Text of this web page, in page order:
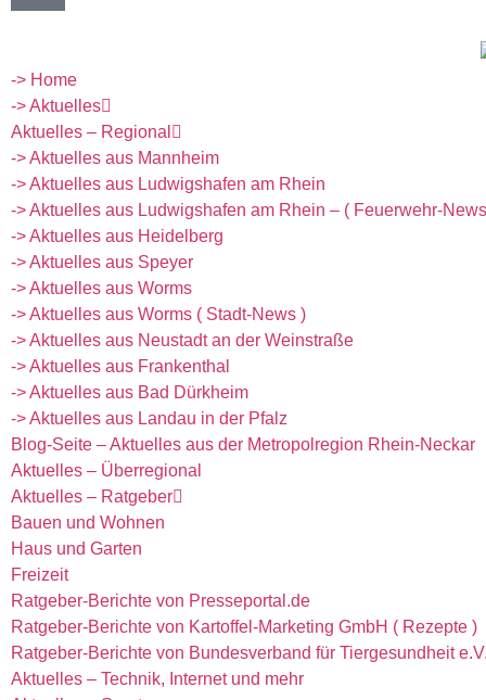
-> Home
-> Aktuelles
Aktuelles – Regional
-> Aktuelles aus Mannheim
-> Aktuelles aus Ludwigshafen am Rhein
-> Aktuelles aus Ludwigshafen am Rhein – ( Feuerwehr-
-> Aktuelles aus Heidelberg
-> Aktuelles aus Speyer
-> Aktuelles aus Worms
-> Aktuelles aus Worms ( Stadt-News )
-> Aktuelles aus Neustadt an der Weinstraße
-> Aktuelles aus Frankenthal
-> Aktuelles aus Bad Dürkheim
-> Aktuelles aus Landau in der Pfalz
Blog-Seite – Aktuelles aus der Metropolregion Rhein-Neckar
Aktuelles – Überregional
Aktuelles – Ratgeber
Bauen und Wohnen
Haus und Garten
Freizeit
Ratgeber-Berichte von Presseportal.de
Ratgeber-Berichte von Kartoffel-Marketing GmbH ( Rezepte )
Ratgeber-Berichte von Bundesverband für Tiergesundheit
Aktuelles – Technik, Internet und mehr